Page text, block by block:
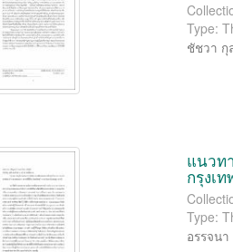
Type:
ชัชวา กุ
แนวท
กรุงเ
Type:
อรรจน